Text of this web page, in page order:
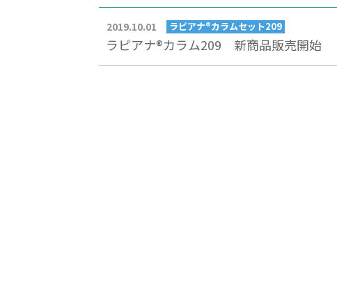
2019.10.01 ラピアナ®カラムセット209
ラピアナ®カラム209 新商品販売開始